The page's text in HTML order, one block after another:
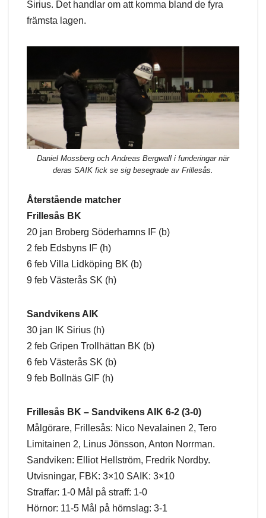
Sirius. Det handlar om att komma bland de fyra
främsta lagen.
Daniel Mossberg och Andreas Bergwall i funderingar när
deras SAIK fick se sig besegrade av Frillesås.
Återstående matcher
Frillesås BK
20 jan Broberg Söderhamns IF (b)
2 feb Edsbyns IF (h)
6 feb Villa Lidköping BK (b)
9 feb Västerås SK (h)
Sandvikens AIK
30 jan IK Sirius (h)
2 feb Gripen Trollhättan BK (b)
6 feb Västerås SK (b)
9 feb Bollnäs GIF (h)
Frillesås BK – Sandvikens AIK 6-2 (3-0)
Målgörare, Frillesås: Nico Nevalainen 2, Tero
Limitainen 2, Linus Jönsson, Anton Norrman.
Sandviken: Elliot Hellström, Fredrik Nordby.
Utvisningar, FBK: 3×10 SAIK: 3×10
Straffar: 1-0 Mål på straff: 1-0
Hörnor: 11-5 Mål på hörnslag: 3-1